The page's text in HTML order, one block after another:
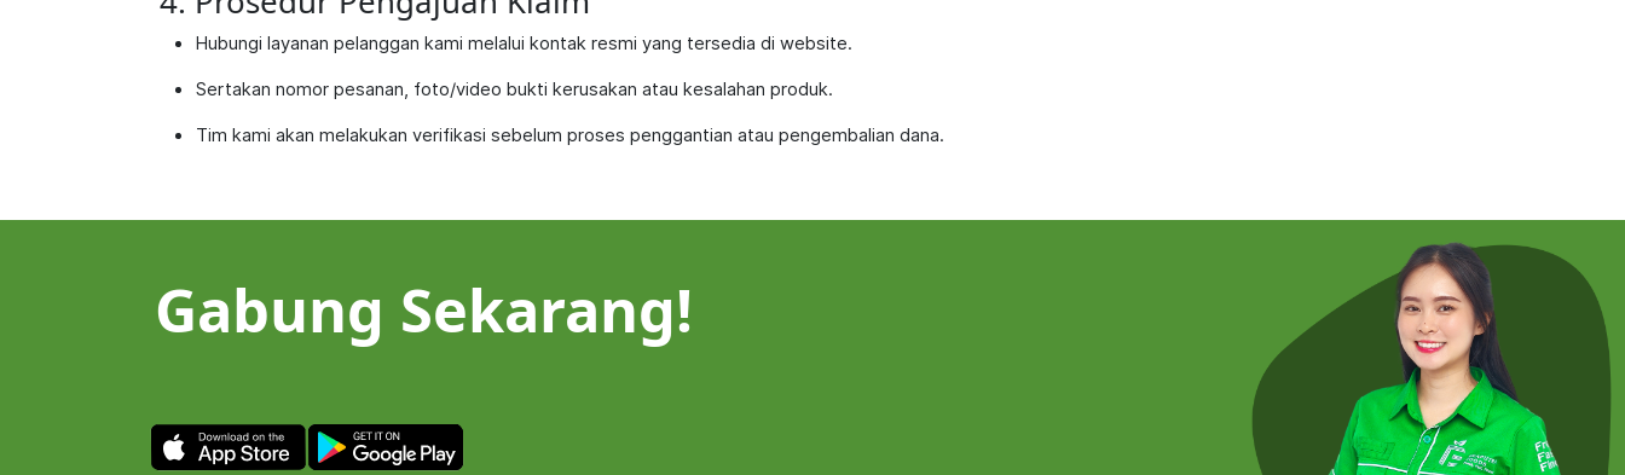
Hubungi layanan pelanggan kami melalui kontak resmi yang tersedia di website.
Sertakan nomor pesanan, foto/video bukti kerusakan atau kesalahan produk.
Tim kami akan melakukan verifikasi sebelum proses penggantian atau pengembalian dana.
Gabung Sekarang!